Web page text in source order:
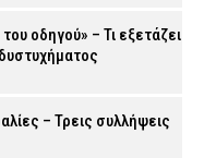
οδηγού» – Τι εξετάζει
– Τρεις συλλήψεις